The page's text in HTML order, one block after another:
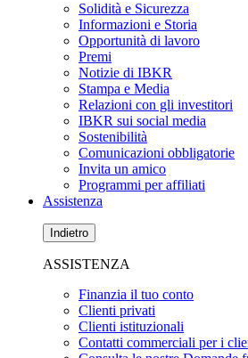
Solidità e Sicurezza
Informazioni e Storia
Opportunità di lavoro
Premi
Notizie di IBKR
Stampa e Media
Relazioni con gli investitori
IBKR sui social media
Sostenibilità
Comunicazioni obbligatorie
Invita un amico
Programmi per affiliati
Assistenza
Indietro
ASSISTENZA
Finanzia il tuo conto
Clienti privati
Clienti istituzionali
Contatti commerciali per i